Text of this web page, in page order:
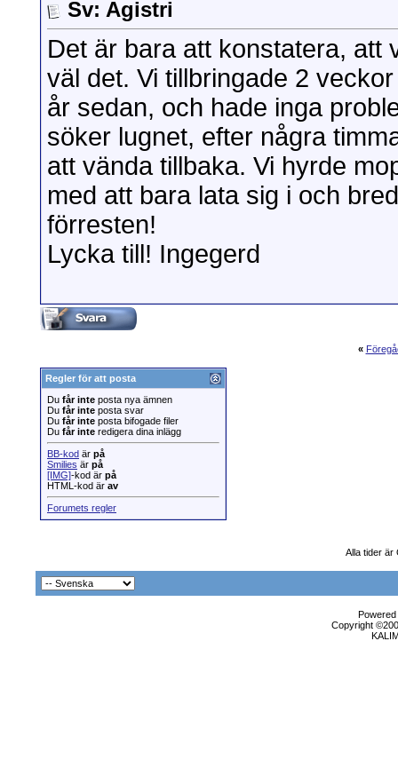
Sv: Agistri
Det är bara att konstatera, att
väl det. Vi tillbringade 2
år sedan, och hade inga
söker lugnet, efter några
att vända tillbaka. Vi hyrde
med att bara lata sig i och
förresten!
Lycka till! Ingegerd
«
Regler för att posta
Du får inte posta nya ämnen
Du får inte posta svar
Du får inte posta bifogade filer
Du får inte redigera dina inlägg
BB-kod är på
Smilies är på
[IMG]-kod är på
HTML-kod är av
Forumets regler
Alla tider är
Copyright